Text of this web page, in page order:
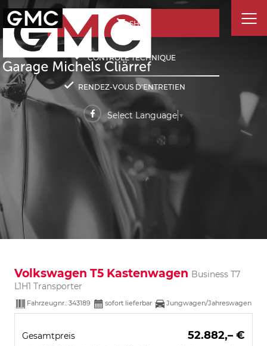
SHOP
CONTRÔLE TECHNIQUE
RENDEZ-VOUS D'ENTRETIEN
Select Language ▼
Volkswagen T5 Kastenwagen Business T7
L1H1 Transporter
Fahrzeugnr.: 343189 sofort lieferbar Jungwagen/Jahreswagen
Gesamtpreis 52.882,– €